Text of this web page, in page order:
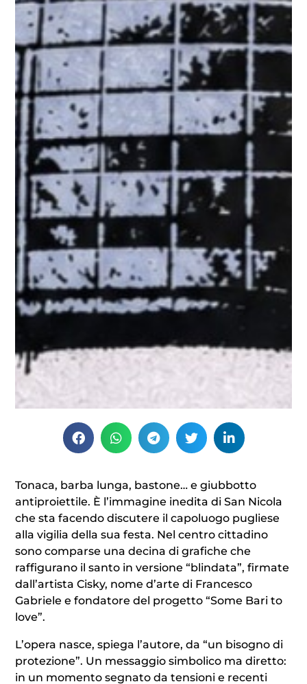
Tonaca, barba lunga, bastone… e giubbotto
antiproiettile. È l’immagine inedita di San Nicola
che sta facendo discutere il capoluogo pugliese
alla vigilia della sua festa. Nel centro cittadino
sono comparse una decina di grafiche che
raffigurano il santo in versione “blindata”, firmate
dall’artista Cisky, nome d’arte di Francesco
Gabriele e fondatore del progetto “Some Bari to
love”.
L’opera nasce, spiega l’autore, da “un bisogno di
protezione”. Un messaggio simbolico ma diretto:
in un momento segnato da tensioni e recenti